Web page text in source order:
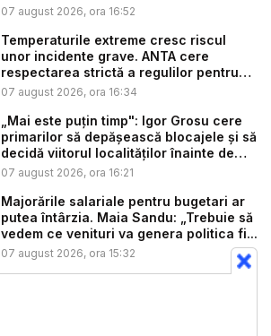
07 august 2026, ora 16:52
Temperaturile extreme cresc riscul
unor incidente grave. ANTA cere
respectarea strictă a regulilor pentru
tr...
07 august 2026, ora 16:34
„Mai este puțin timp": Igor Grosu cere
primarilor să depășească blocajele și să
decidă viitorul localităților înainte de
ex...
07 august 2026, ora 16:21
Majorările salariale pentru bugetari ar
putea întârzia. Maia Sandu: „Trebuie să
vedem ce venituri va genera politica fi...
07 august 2026, ora 15:32